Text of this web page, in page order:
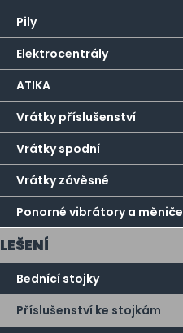
Pily
Elektrocentrály
ATIKA
Vrátky příslušenství
Vrátky spodní
Vrátky závěsné
Ponorné vibrátory a měniče
LEŠENÍ
Bednící stojky
Příslušenství ke stojkám